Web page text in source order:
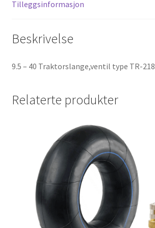
Tilleggsinformasjon
Beskrivelse
9.5 – 40 Traktorslange,ventil type TR-218
Relaterte produkter